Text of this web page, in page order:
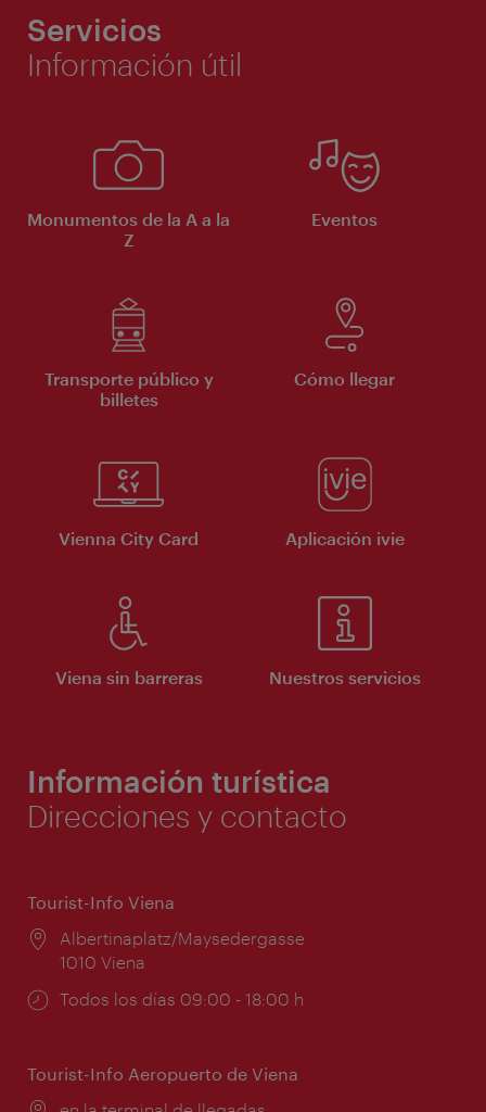
Servicios
Información útil
Monumentos de la A a la
Z
Eventos
Transporte público y
billetes
Cómo llegar
Vienna City Card Aplicación ivie
Viena sin barreras Nuestros servicios
Información turística
Direcciones y contacto
Tourist-Info Viena
Lugar:
Albertinaplatz/Maysedergasse
1010 Viena
Horarios
Todos los días 09:00 - 18:00 h
Tourist-Info Aeropuerto de Viena